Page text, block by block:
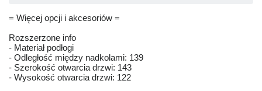
= Więcej opcji i akcesoriów =
Rozszerzone info
- Materiał podłogi
- Odległość między nadkolami: 139
- Szerokość otwarcia drzwi: 143
- Wysokość otwarcia drzwi: 122